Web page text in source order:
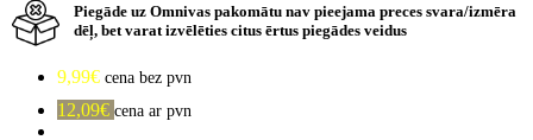
Piegāde uz Omnivas pakomātu nav pieejama preces svara/izmēra
dēļ, bet varat izvēlēties citus ērtus piegādes veidus
9,99€ cena bez pvn
12,09€ cena ar pvn